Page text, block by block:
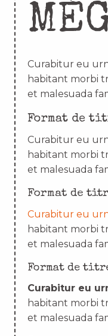
Curabitur eu
habitant morbi
et malesuada
Format de
Curabitur eu
habitant morbi
et malesuada
Format de
Curabitur eu
habitant morbi
et malesuada
Format de
Curabitur eu
habitant morbi
et malesuada